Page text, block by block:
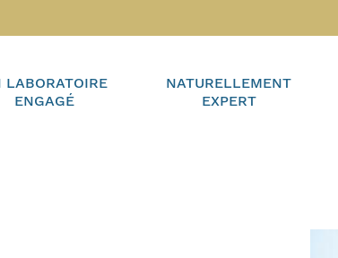
LABORATOIRE
ENGAGÉ
NATURELLEMENT
EXPERT